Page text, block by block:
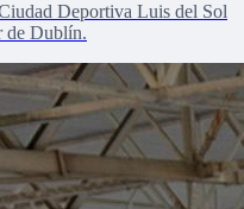
Deportiva Luis del Sol
de Dublín.